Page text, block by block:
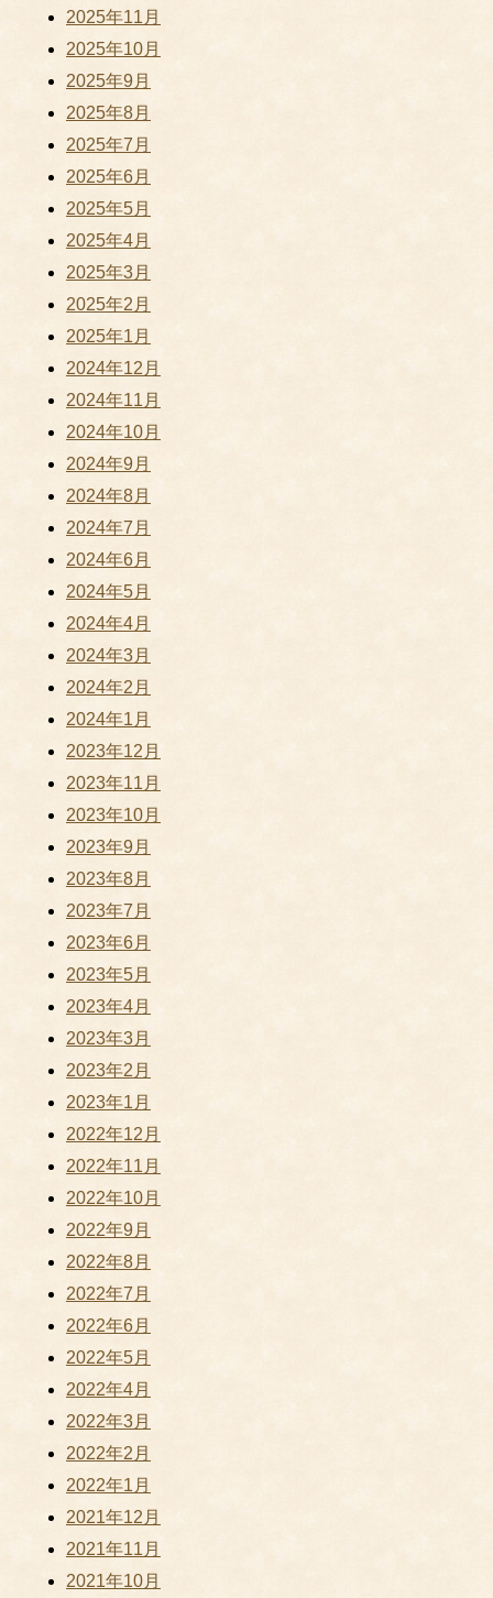
2025年11月
2025年10月
2025年9月
2025年8月
2025年7月
2025年6月
2025年5月
2025年4月
2025年3月
2025年2月
2025年1月
2024年12月
2024年11月
2024年10月
2024年9月
2024年8月
2024年7月
2024年6月
2024年5月
2024年4月
2024年3月
2024年2月
2024年1月
2023年12月
2023年11月
2023年10月
2023年9月
2023年8月
2023年7月
2023年6月
2023年5月
2023年4月
2023年3月
2023年2月
2023年1月
2022年12月
2022年11月
2022年10月
2022年9月
2022年8月
2022年7月
2022年6月
2022年5月
2022年4月
2022年3月
2022年2月
2022年1月
2021年12月
2021年11月
2021年10月